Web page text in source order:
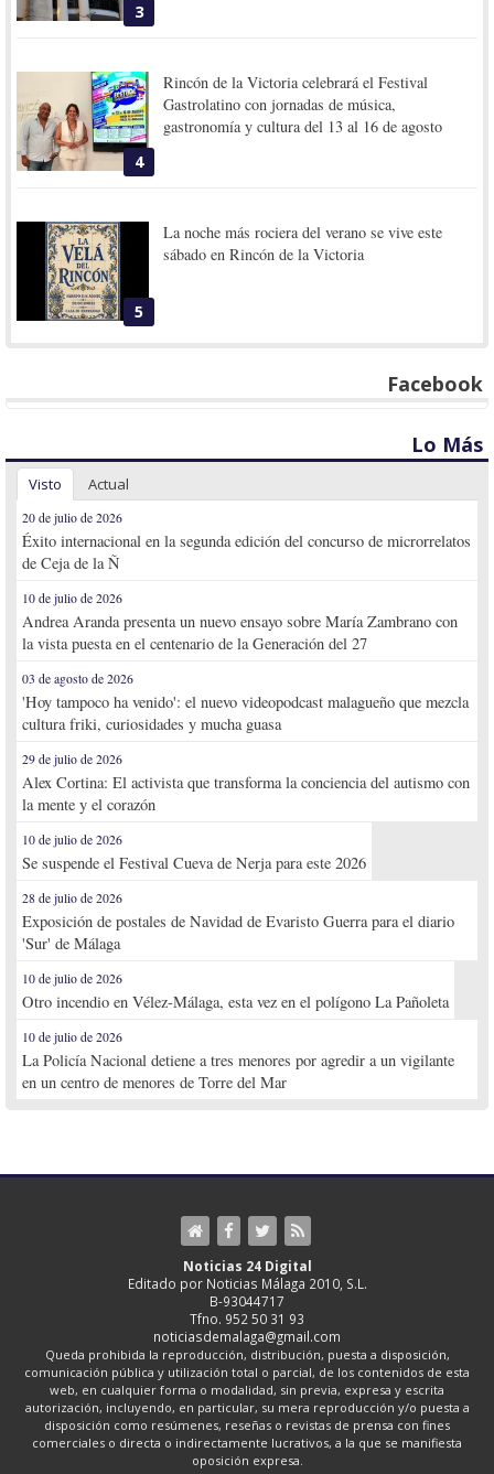
3
4
Rincón de la Victoria celebrará el Festival
Gastrolatino con jornadas de música,
gastronomía y cultura del 13 al 16 de agosto
5
La noche más rociera del verano se vive este
sábado en Rincón de la Victoria
Facebook
Lo Más
Visto Actual
20 de julio de 2026
Éxito internacional en la segunda edición del concurso de microrrelatos
de Ceja de la Ñ
10 de julio de 2026
Andrea Aranda presenta un nuevo ensayo sobre María Zambrano con
la vista puesta en el centenario de la Generación del 27
03 de agosto de 2026
'Hoy tampoco ha venido': el nuevo videopodcast malagueño que mezcla
cultura friki, curiosidades y mucha guasa
29 de julio de 2026
Alex Cortina: El activista que transforma la conciencia del autismo con
la mente y el corazón
10 de julio de 2026
Se suspende el Festival Cueva de Nerja para este 2026
28 de julio de 2026
Exposición de postales de Navidad de Evaristo Guerra para el diario
'Sur' de Málaga
10 de julio de 2026
Otro incendio en Vélez-Málaga, esta vez en el polígono La Pañoleta
10 de julio de 2026
La Policía Nacional detiene a tres menores por agredir a un vigilante
en un centro de menores de Torre del Mar
Noticias 24 Digital
Editado por Noticias Málaga 2010, S.L.
B-93044717
Tfno. 952 50 31 93
noticiasdemalaga@gmail.com
Queda prohibida la reproducción, distribución, puesta a disposición,
comunicación pública y utilización total o parcial, de los contenidos de esta
web, en cualquier forma o modalidad, sin previa, expresa y escrita
autorización, incluyendo, en particular, su mera reproducción y/o puesta a
disposición como resúmenes, reseñas o revistas de prensa con fines
comerciales o directa o indirectamente lucrativos, a la que se manifiesta
oposición expresa.